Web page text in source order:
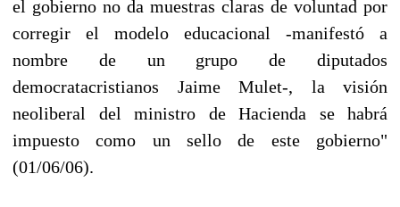
el gobierno no da muestras claras de voluntad por
corregir el modelo educacional -manifestó a
nombre de un grupo de diputados
democratacristianos Jaime Mulet-, la visión
neoliberal del ministro de Hacienda se habrá
impuesto como un sello de este gobierno"
(01/06/06).